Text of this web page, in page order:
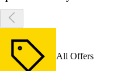
All Offers